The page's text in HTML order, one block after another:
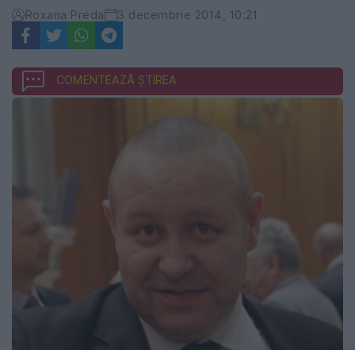
Roxana Preda 3 decembrie 2014, 10:21
COMENTEAZĂ ȘTIREA